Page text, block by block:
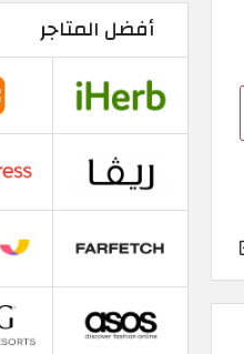
أفضل المتاجر